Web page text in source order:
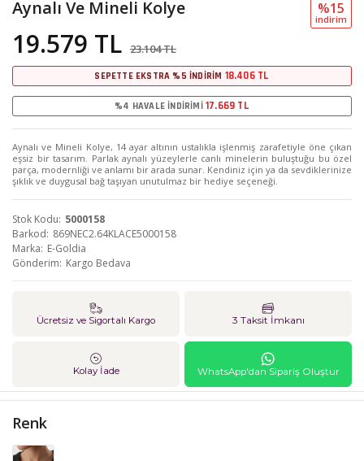
Aynalı Ve Mineli Kolye
19.579 TL 23.104 TL
%15
i̇ndi̇ri̇m
SEPETTE EKSTRA %5 İNDİRİM 18.406 TL
%4 HAVALE İNDİRİMİ 17.669 TL
Aynalı ve Mineli Kolye, 14 ayar altının ustalıkla işlenmiş zarafetiyle öne çıkan
eşsiz bir tasarım. Parlak aynalı yüzeylerle canlı minelerin buluştuğu bu özel
parça, modernliği ve anlamı bir arada sunar. Kendiniz için ya da sevdiklerinize
şıklık ve duygusal bağ taşıyan unutulmaz bir hediye seçeneği.
Stok Kodu 5000158
Barkod 869NEC2.64KLACE5000158
Marka E-Goldia
Gönderim Kargo Bedava
Ücretsiz ve Sigortalı Kargo 3 Taksit İmkanı
Kolay İade WhatsApp'dan Sipariş Oluştur
Renk